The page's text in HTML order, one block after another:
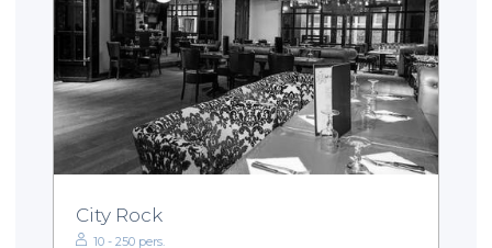
City Rock
10 - 250 pers.